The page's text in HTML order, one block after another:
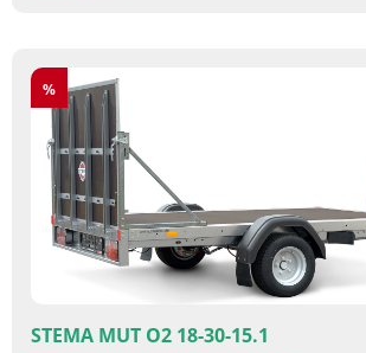
Rabatt
%
STEMA MUT O2 18-30-15.1